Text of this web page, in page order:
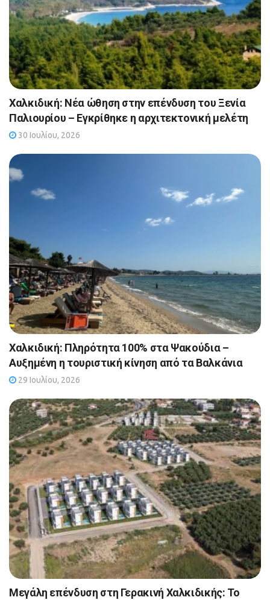
Χαλκιδική: Νέα ώθηση στην επένδυση του Ξενία
Παλιουρίου – Εγκρίθηκε η αρχιτεκτονική μελέτη
30 Ιουλίου, 2026
Χαλκιδική: Πληρότητα 100% στα Ψακούδια –
Αυξημένη η τουριστική κίνηση από τα Βαλκάνια
29 Ιουλίου, 2026
Μεγάλη επένδυση στη Γερακινή Χαλκιδικής: Το